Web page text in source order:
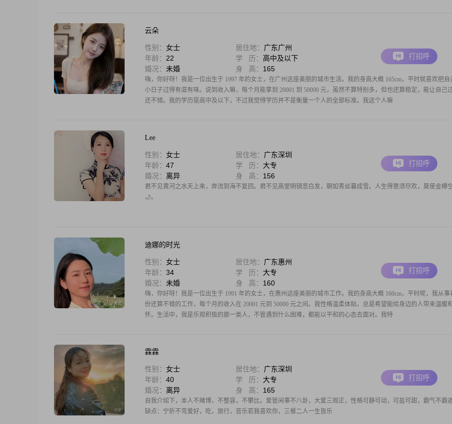
云朵
性别： 女士 居住地： 广东广州
年龄： 22 学 历： 高中及以下
婚况： 未婚 身 高： 165
嗨，你好呀！我是一位出生于 1997 年的女士，在广州这座美丽的城市生活。我的身高大概 165cm，平时就喜欢把自
小日子过得有滋有味。说到收入嘛，每个月能拿到 20001 到 50000 元，虽然不算特别多，但也还算稳定，能让自己
还不错。我的学历是高中及以下，不过我觉得学历并不是衡量一个人的全部标准。我这个人嘛
打招呼
Lee
性别： 女士 居住地： 广东深圳
年龄： 47 学 历： 大专
婚况： 离异 身 高： 156
君不见黄河之水天上来，奔流到海不复回。君不见高堂明镜悲白发，朝如青丝暮成雪。人生得意须尽欢，莫使金樽
🌙。
打招呼
迪娜的时光
性别： 女士 居住地： 广东惠州
年龄： 34 学 历： 大专
婚况： 未婚 身 高： 160
嗨，你好呀！我是一位出生于 1991 年的女士，在惠州这座美丽的城市工作。我的身高大概 160cm，平时呢，我从事
份还算不错的工作，每个月的收入在 20001 元到 50000 元之间。我性格温柔体贴，总是希望能给身边的人带来温暖
怀。生活中，我是乐观积极的那一类人，不管遇到什么困难，都能以平和的心态去面对。我特
打招呼
霖霖
性别： 女士 居住地： 广东深圳
年龄： 40 学 历： 大专
婚况： 离异 身 高： 165
自我介绍下，本人不赌博，不整容，不攀比。爱管闲事不八卦，大爱三观正，性格可静可动，可盐可甜，霸气不霸道
缺点：宁折不弯爱好，吃，旅行，音乐若我喜欢你，三餐二人一生皆乐
打招呼